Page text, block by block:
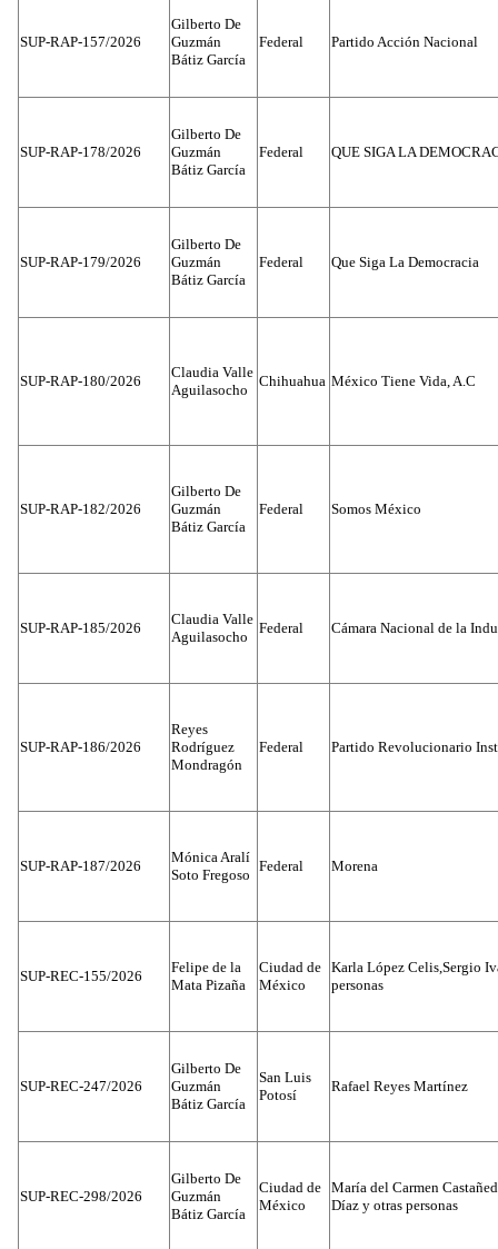
SUP-RAP-157/2026
Gilberto De
Guzmán
Bátiz García
Federal Partido Acción Nacional
SUP-RAP-178/2026
Gilberto De
Guzmán
Bátiz García
Federal QUE SIGA LA
SUP-RAP-179/2026
Gilberto De
Guzmán
Bátiz García
Federal Que Siga La Democracia
SUP-RAP-180/2026
Claudia Valle
Aguilasocho
Chihuahua México Tiene Vida, A.C
SUP-RAP-182/2026
Gilberto De
Guzmán
Bátiz García
Federal Somos México
SUP-RAP-185/2026
Claudia Valle
Aguilasocho
Federal Cámara Nacional de la
SUP-RAP-186/2026
Reyes
Rodríguez
Mondragón
Federal Partido Revolucionario
SUP-RAP-187/2026
Mónica Aralí
Soto Fregoso
Federal Morena
SUP-REC-155/2026
Felipe de la
Mata Pizaña
Ciudad de
México
Karla López Celis,Sergio
personas
SUP-REC-247/2026
Gilberto De
Guzmán
Bátiz García
San Luis
Potosí
Rafael Reyes Martínez
SUP-REC-298/2026
Gilberto De
Guzmán
Bátiz García
Ciudad de
México
María del Carmen
Díaz y otras personas